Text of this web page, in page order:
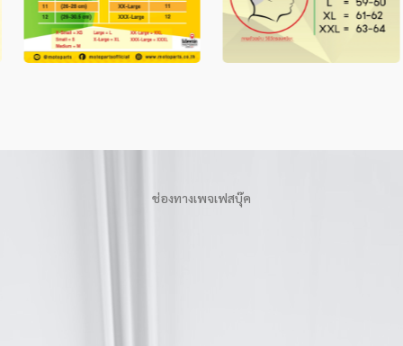
ช่องทางเพจเฟสบุ๊ค